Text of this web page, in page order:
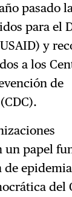
pasado
para el
y
a los
de
un papel
de
del